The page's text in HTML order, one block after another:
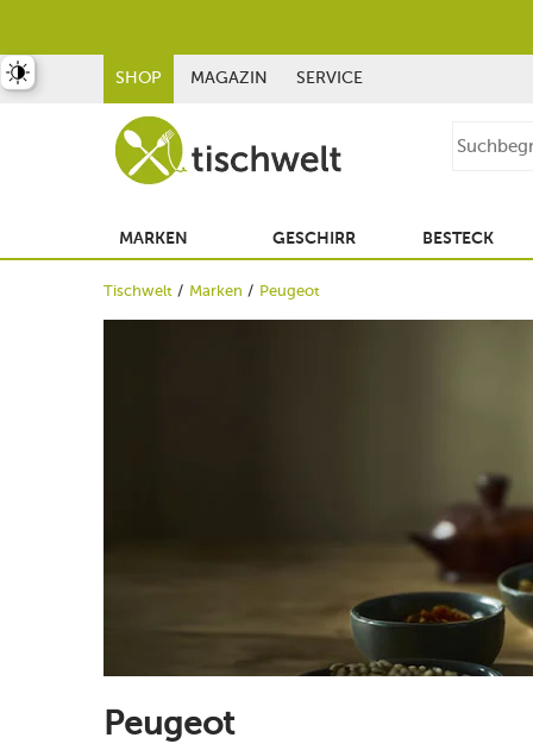
SHOP MAGAZIN SERVICE
MARKEN GESCHIRR BESTECK
Tischwelt Marken Peugeot
Peugeot
umschalten